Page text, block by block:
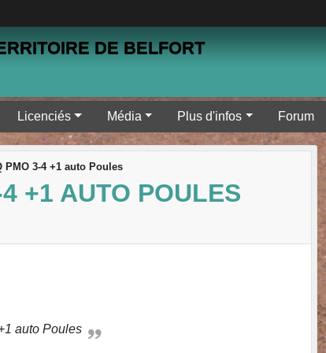
DE BELFORT
Licenciés Média Plus d'infos Forum
PMO 3-4 +1 auto Poules
+1 AUTO POULES
auto Poules